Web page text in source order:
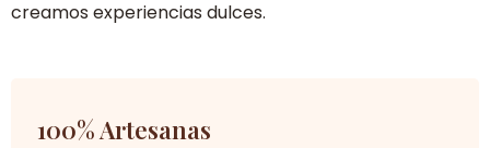
creamos experiencias dulces.
100% Artesanas